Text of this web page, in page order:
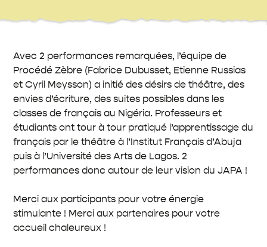
Avec 2 performances remarquées, l’équipe de
Procédé Zèbre (Fabrice Dubusset, Etienne Russias
et Cyril Meysson) a initié des désirs de théâtre, des
envies d’écriture, des suites possibles dans les
classes de français au Nigéria. Professeurs et
étudiants ont tour à tour pratiqué l’apprentissage du
français par le théâtre à l’Institut Français d’Abuja
puis à l’Université des Arts de Lagos. 2
performances donc autour de leur vision du JAPA !
Merci aux participants pour votre énergie
stimulante ! Merci aux partenaires pour votre
accueil chaleureux !